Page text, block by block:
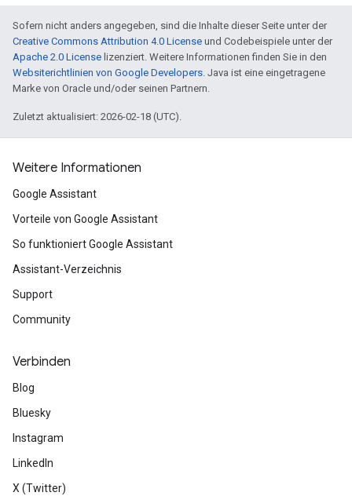
Sofern nicht anders angegeben, sind die Inhalte dieser Seite unter der
Creative Commons Attribution 4.0 License und Codebeispiele unter der
Apache 2.0 License lizenziert. Weitere Informationen finden Sie in den
Websiterichtlinien von Google Developers. Java ist eine eingetragene
Marke von Oracle und/oder seinen Partnern.
Zuletzt aktualisiert: 2026-02-18 (UTC).
Weitere Informationen
Google Assistant
Vorteile von Google Assistant
So funktioniert Google Assistant
Assistant-Verzeichnis
Support
Community
Verbinden
Blog
Bluesky
Instagram
LinkedIn
X (Twitter)